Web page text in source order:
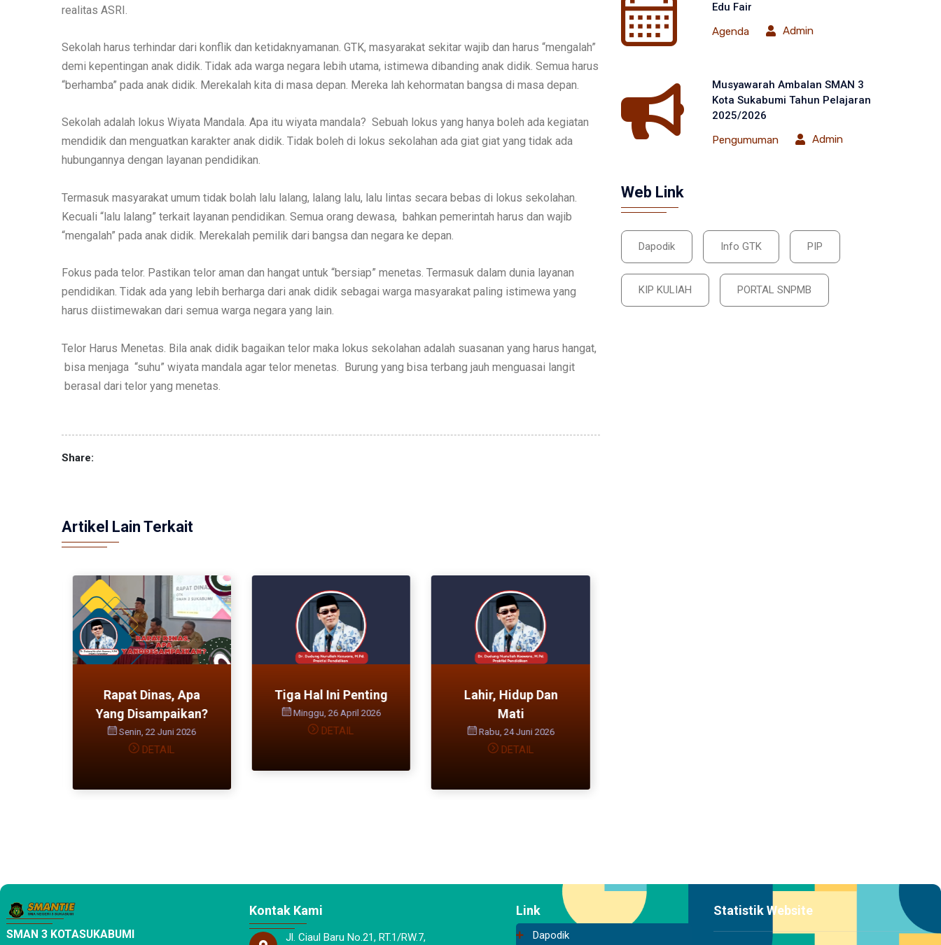
realitas ASRI.
Sekolah harus terhindar dari konflik dan ketidaknyamanan. GTK, masyarakat sekitar wajib dan harus “mengalah”
demi kepentingan anak didik. Tidak ada warga negara lebih utama, istimewa dibanding anak didik. Semua harus
“berhamba” pada anak didik. Merekalah kita di masa depan. Mereka lah kehormatan bangsa di masa depan.
Sekolah adalah lokus Wiyata Mandala. Apa itu wiyata mandala? Sebuah lokus yang hanya boleh ada kegiatan
mendidik dan menguatkan karakter anak didik. Tidak boleh di lokus sekolahan ada giat giat yang tidak ada
hubungannya dengan layanan pendidikan.
Termasuk masyarakat umum tidak bolah lalu lalang, lalang lalu, lalu lintas secara bebas di lokus sekolahan.
Kecuali “lalu lalang” terkait layanan pendidikan. Semua orang dewasa, bahkan pemerintah harus dan wajib
“mengalah” pada anak didik. Merekalah pemilik dari bangsa dan negara ke depan.
Fokus pada telor. Pastikan telor aman dan hangat untuk “bersiap” menetas. Termasuk dalam dunia layanan
pendidikan. Tidak ada yang lebih berharga dari anak didik sebagai warga masyarakat paling istimewa yang
harus diistimewakan dari semua warga negara yang lain.
Telor Harus Menetas. Bila anak didik bagaikan telor maka lokus sekolahan adalah suasanan yang harus hangat,
bisa menjaga “suhu” wiyata mandala agar telor menetas. Burung yang bisa terbang jauh menguasai langit
berasal dari telor yang menetas.
Share:
Artikel Lain Terkait
Rapat Dinas, Apa
Yang Disampaikan?
Senin, 22 Juni 2026
DETAIL
Tiga Hal Ini Penting
Minggu, 26 April 2026
DETAIL
Lahir, Hidup Dan
Mati
Rabu, 24 Juni 2026
DETAIL
Edu Fair
Agenda
Admin
Musyawarah Ambalan SMAN 3
Kota Sukabumi Tahun Pelajaran
2025/2026
Pengumuman
Admin
Web Link
Dapodik Info GTK PIP
KIP KULIAH PORTAL SNPMB
SMAN 3 KOTASUKABUMI
Kontak Kami
Jl. Ciaul Baru No.21, RT.1/RW.7,
Link
Dapodik
Statistik Website